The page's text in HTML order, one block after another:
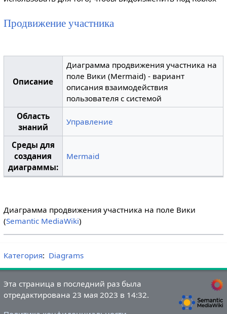
Продвижение участника
Описание
Диаграмма продвижения участника на
поле Вики (Mermaid) - вариант
описания взаимодействия
пользователя с системой
Область
знаний
Управление
Среды для
создания
диаграммы:
Mermaid
Диаграмма продвижения участника на поле Вики
(Semantic MediaWiki)
Категория: Diagrams
Эта страница в последний раз была
отредактирована 23 мая 2023 в 14:32.